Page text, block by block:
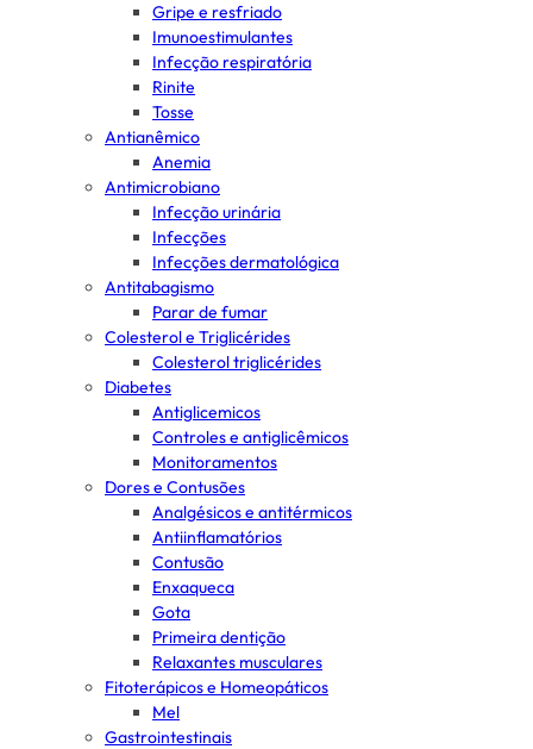
Gripe e resfriado
Imunoestimulantes
Infecção respiratória
Rinite
Tosse
Antianêmico
Anemia
Antimicrobiano
Infecção urinária
Infecções
Infecções dermatológica
Antitabagismo
Parar de fumar
Colesterol e Triglicérides
Colesterol triglicérides
Diabetes
Antiglicemicos
Controles e antiglicêmicos
Monitoramentos
Dores e Contusões
Analgésicos e antitérmicos
Antiinflamatórios
Contusão
Enxaqueca
Gota
Primeira dentição
Relaxantes musculares
Fitoterápicos e Homeopáticos
Mel
Gastrointestinais